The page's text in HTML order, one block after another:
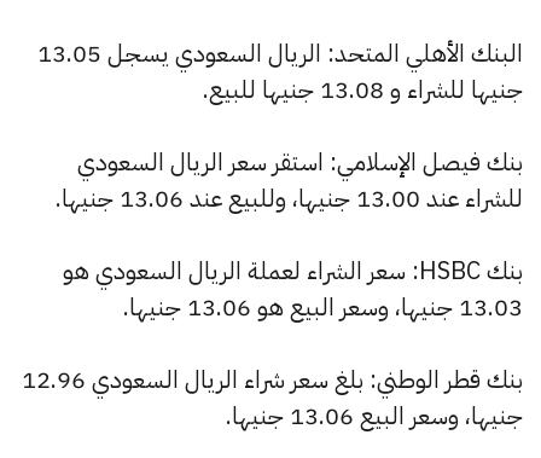
البنك الأهلي المتحد: الريال السعودي يسجل 13.05
جنيها للشراء و 13.08 جنيها للبيع.
بنك فيصل الإسلامي: استقر سعر الريال السعودي
للشراء عند 13.00 جنيها، وللبيع عند 13.06 جنيها.
بنك HSBC: سعر الشراء لعملة الريال السعودي هو
13.03 جنيها، وسعر البيع هو 13.06 جنيها.
بنك قطر الوطني: بلغ سعر شراء الريال السعودي 12.96
جنيها، وسعر البيع 13.06 جنيها.